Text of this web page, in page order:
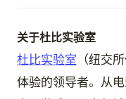
关于杜比实验室
杜比实验室 （纽交
体验的领导者。从